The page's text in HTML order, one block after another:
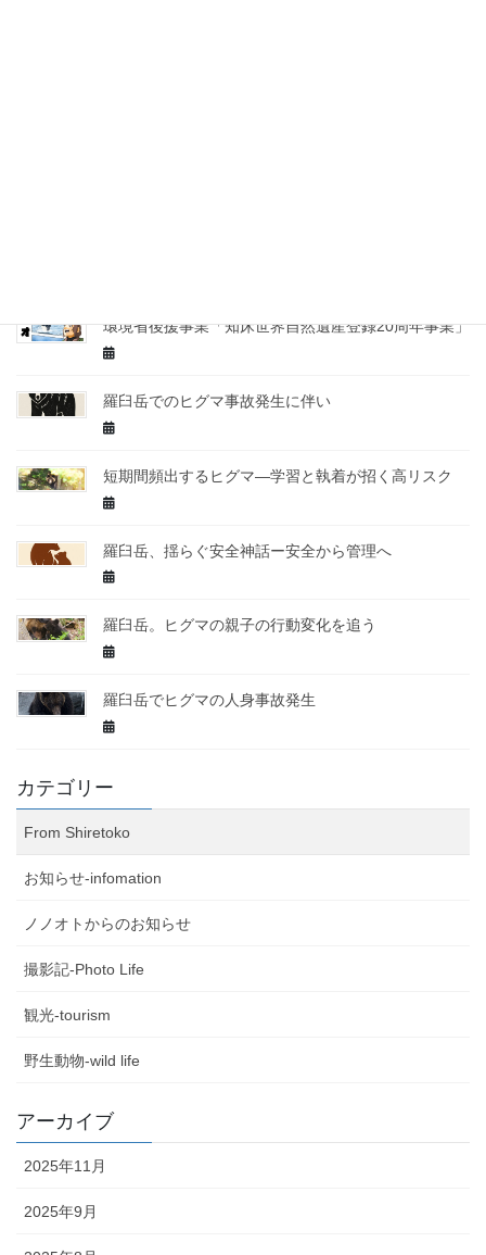
環境省後援事業「知床世界自然遺産登録20周年事業」
羅臼岳でのヒグマ事故発生に伴い
短期間頻出するヒグマ—学習と執着が招く高リスク
羅臼岳、揺らぐ安全神話ー安全から管理へ
羅臼岳。ヒグマの親子の行動変化を追う
羅臼岳でヒグマの人身事故発生
カテゴリー
From Shiretoko
お知らせ-infomation
ノノオトからのお知らせ
撮影記-Photo Life
観光-tourism
野生動物-wild life
アーカイブ
2025年11月
2025年9月